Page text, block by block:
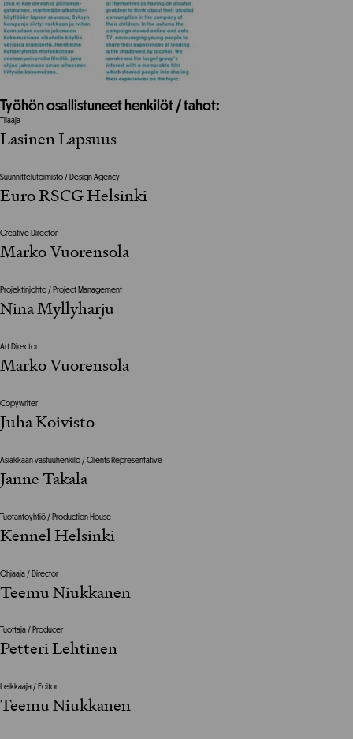
Työhön osallistuneet henkilöt / tahot:
Tilaaja
Lasinen Lapsuus
Suunnittelutoimisto / Design Agency
Euro RSCG Helsinki
Creative Director
Marko Vuorensola
Projektinjohto / Project Management
Nina Myllyharju
Art Director
Marko Vuorensola
Copywriter
Juha Koivisto
Asiakkaan vastuuhenkilö / Clients Representative
Janne Takala
Tuotantoyhtiö / Production House
Kennel Helsinki
Ohjaaja / Director
Teemu Niukkanen
Tuottaja / Producer
Petteri Lehtinen
Leikkaaja / Editor
Teemu Niukkanen